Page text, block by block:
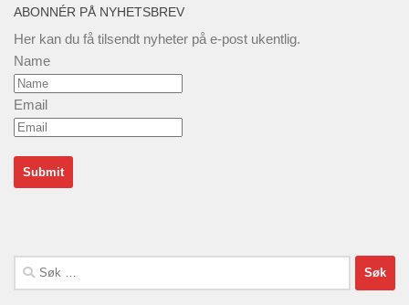
ABONNÉR PÅ NYHETSBREV
Her kan du få tilsendt nyheter på e-post ukentlig.
Name
Email
Søk
etter: